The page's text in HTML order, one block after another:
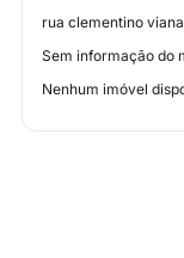
rua clementino
Sem informação do
Nenhum imóvel